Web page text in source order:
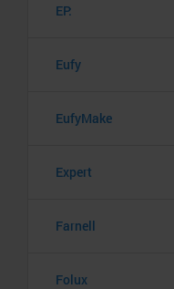
EP:
Eufy
EufyMake
Expert
Farnell
Folux